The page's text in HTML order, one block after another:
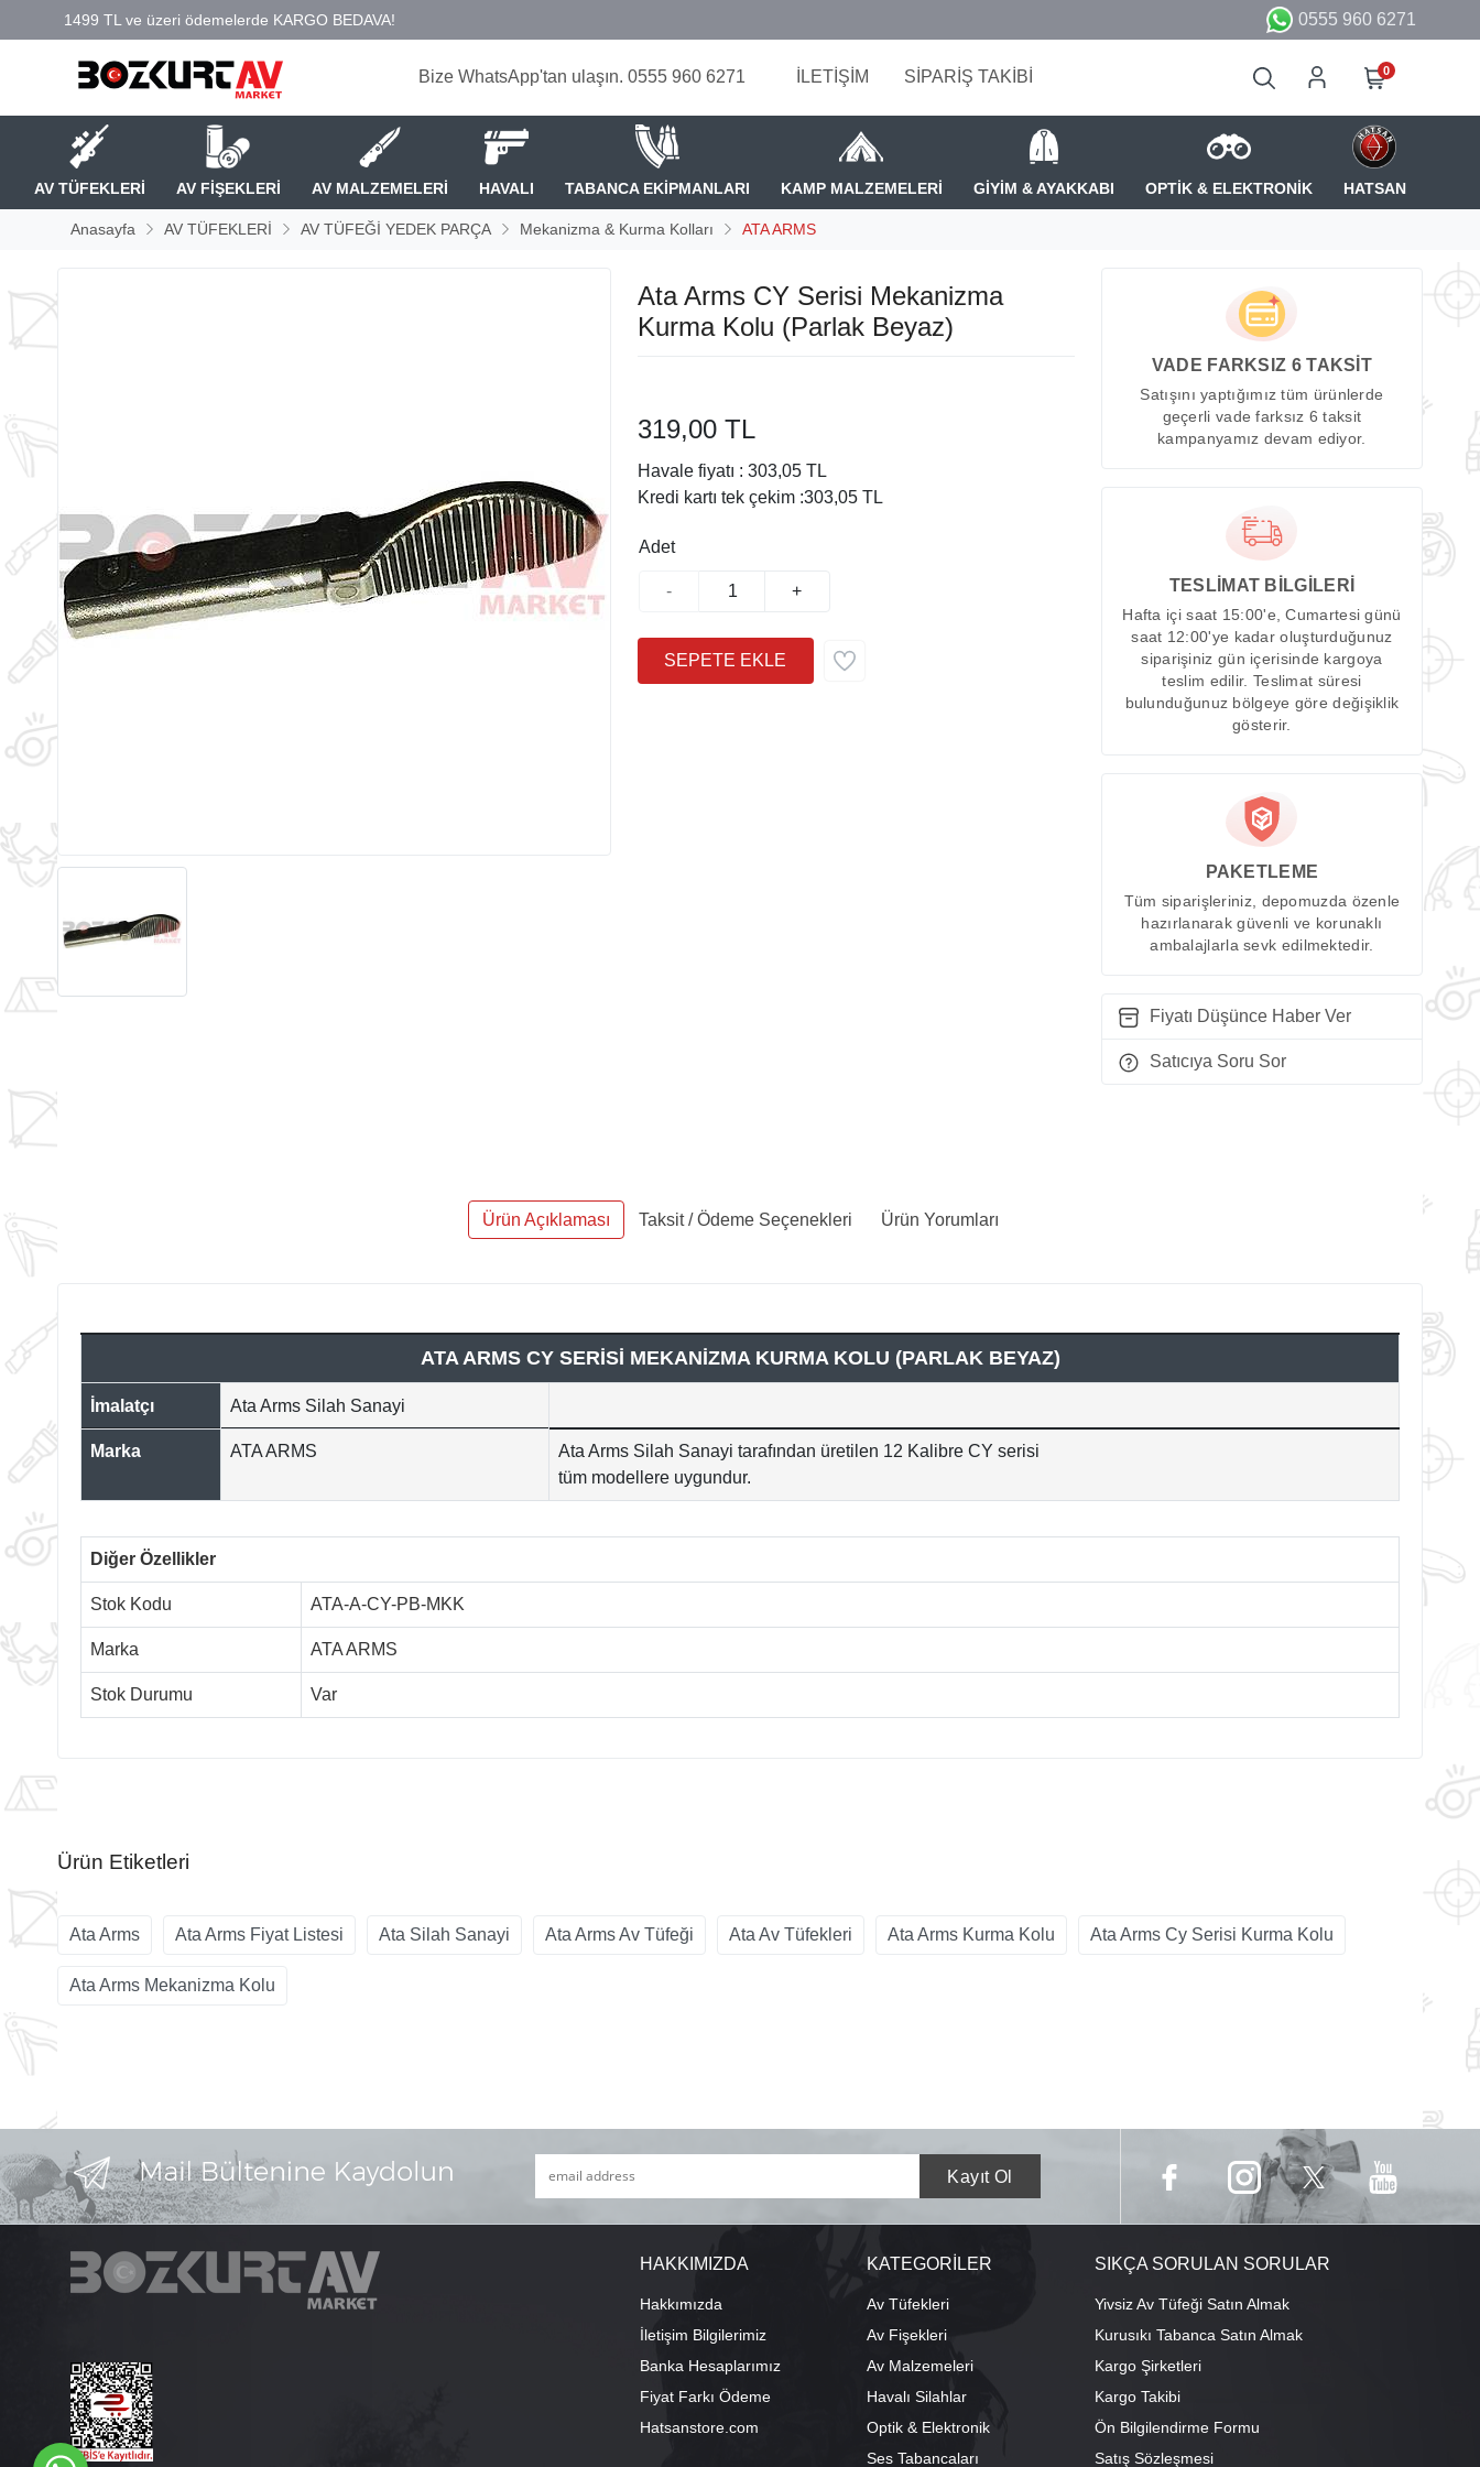
0555 960 6271
Bize WhatsApp'tan ulaşın. 0555 960 6271 İLETİŞİM SİPARİŞ TAKİBİ 0
AV TÜFEKLERİ AV FİŞEKLERİ AV MALZEMELERİ HAVALI TABANCA EKİPMANLARI KAMP MALZEMELERİ GİYİM & AYAKKABI OPTİK & ELEKTRONİK HATSAN
Anasayfa AV TÜFEKLERİ AV TÜFEĞİ YEDEK PARÇA Mekanizma & Kurma Kolları ATA ARMS
Ata Arms CY Serisi Mekanizma
Kurma Kolu (Parlak Beyaz)
319,00 TL
Havale fiyatı : 303,05 TL
Kredi kartı tek çekim :303,05 TL
Adet
- +
VADE FARKSIZ 6 TAKSİT
Satışını yaptığımız tüm ürünlerde
geçerli vade farksız 6 taksit
kampanyamız devam ediyor.
TESLİMAT BİLGİLERİ
Hafta içi saat 15:00'e, Cumartesi günü
saat 12:00'ye kadar oluşturduğunuz
siparişiniz gün içerisinde kargoya
teslim edilir. Teslimat süresi
bulunduğunuz bölgeye göre değişiklik
gösterir.
PAKETLEME
Tüm siparişleriniz, depomuzda özenle
hazırlanarak güvenli ve korunaklı
ambalajlarla sevk edilmektedir.
Fiyatı Düşünce Haber Ver
Satıcıya Soru Sor
Ürün Açıklaması Taksit / Ödeme Seçenekleri Ürün Yorumları
ATA ARMS CY SERİSİ MEKANİZMA KURMA KOLU (PARLAK BEYAZ)
İmalatçı Ata Arms Silah Sanayi
Marka ATA ARMS
Ata Arms Silah Sanayi tarafından üretilen 12 Kalibre CY serisi
tüm modellere uygundur.
Diğer Özellikler
Stok Kodu ATA-A-CY-PB-MKK
Marka ATA ARMS
Stok Durumu Var
Ürün Etiketleri
Ata Arms Ata Arms Fiyat Listesi Ata Silah Sanayi Ata Arms Av Tüfeği Ata Av Tüfekleri Ata Arms Kurma Kolu Ata Arms Cy Serisi Kurma Kolu
Ata Arms Mekanizma Kolu
HAKKIMIZDA
Hakkımızda
İletişim Bilgilerimiz
Banka Hesaplarımız
Fiyat Farkı Ödeme
Hatsanstore.com
KATEGORİLER
Av Tüfekleri
Av Fişekleri
Av Malzemeleri
Havalı Silahlar
Optik & Elektronik
Ses Tabancaları
SIKÇA SORULAN SORULAR
Yivsiz Av Tüfeği Satın Almak
Kurusıkı Tabanca Satın Almak
Kargo Şirketleri
Kargo Takibi
Ön Bilgilendirme Formu
Satış Sözleşmesi